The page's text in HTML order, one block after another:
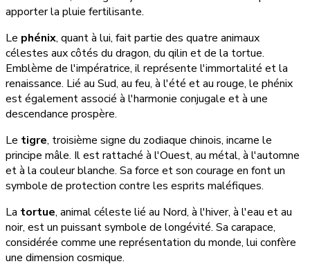
apporter la pluie fertilisante.
Le phénix, quant à lui, fait partie des quatre animaux
célestes aux côtés du dragon, du qilin et de la tortue.
Emblème de l'impératrice, il représente l'immortalité et la
renaissance. Lié au Sud, au feu, à l'été et au rouge, le phénix
est également associé à l'harmonie conjugale et à une
descendance prospère.
Le tigre, troisième signe du zodiaque chinois, incarne le
principe mâle. Il est rattaché à l'Ouest, au métal, à l'automne
et à la couleur blanche. Sa force et son courage en font un
symbole de protection contre les esprits maléfiques.
La tortue, animal céleste lié au Nord, à l'hiver, à l'eau et au
noir, est un puissant symbole de longévité. Sa carapace,
considérée comme une représentation du monde, lui confère
une dimension cosmique.